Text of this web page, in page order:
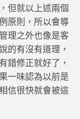
但就以上述兩個
原則，所以會導
理之外也像是客
的有沒有道理，
錯修正就好了，
一味認為以前是
信很快就會被這